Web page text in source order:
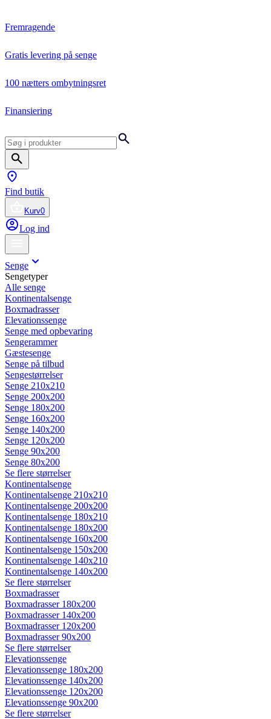
Fremragende
Gratis levering på senge
100 nætters ombytningsret
Finansiering
Find butik
Kurv0
Log ind
Senge
Sengetyper
Alle senge
Kontinentalsenge
Boxmadrasser
Elevationssenge
Senge med opbevaring
Sengerammer
Gæstesenge
Senge på tilbud
Sengestørrelser
Senge 210x210
Senge 200x200
Senge 180x200
Senge 160x200
Senge 140x200
Senge 120x200
Senge 90x200
Senge 80x200
Se flere størrelser
Kontinentalsenge
Kontinentalsenge 210x210
Kontinentalsenge 200x200
Kontinentalsenge 180x210
Kontinentalsenge 180x200
Kontinentalsenge 160x200
Kontinentalsenge 150x200
Kontinentalsenge 140x210
Kontinentalsenge 140x200
Se flere størrelser
Boxmadrasser
Boxmadrasser 180x200
Boxmadrasser 140x200
Boxmadrasser 120x200
Boxmadrasser 90x200
Se flere størrelser
Elevationssenge
Elevationssenge 180x200
Elevationssenge 140x200
Elevationssenge 120x200
Elevationssenge 90x200
Se flere størrelser